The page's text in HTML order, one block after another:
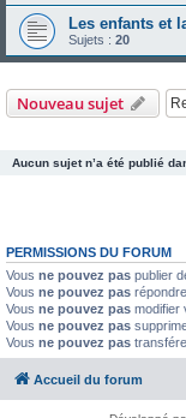
Les enfants et
Sujets : 20
Nouveau sujet
Aucun sujet n’a été publié
PERMISSIONS DU FORUM
Vous ne pouvez pas publier
Vous ne pouvez pas
Vous ne pouvez pas modifier
Vous ne pouvez pas
Vous ne pouvez pas
Accueil du forum